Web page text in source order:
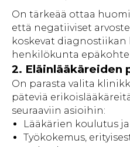
On tärkeää ottaa
että negatiiviset
koskevat
henkilökunta
2. Eläinlääkäreiden
On parasta valita
päteviä
seuraaviin asioihin:
Lääkärien koulutus
Työkokemus,